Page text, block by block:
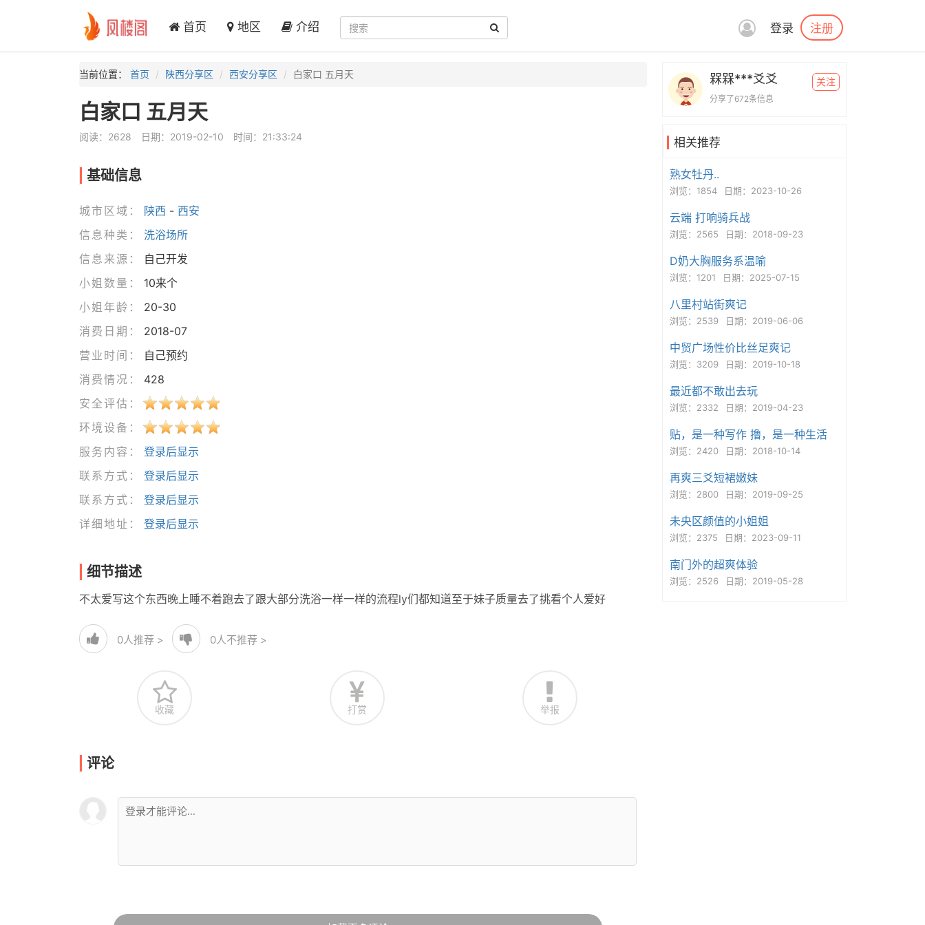
首页 地区 介绍 登录 注册
当前位置： 首页 陕西分享区 西安分享区 白家口 五月天
白家口 五月天
阅读：2628 日期：2019-02-10 时间：21:33:24
基础信息
城市区域： 陕西 - 西安
信息种类：
洗浴场所
信息来源：
自己开发
小姐数量：
10来个
小姐年龄：
20-30
消费日期：
2018-07
营业时间：
自己预约
消费情况：
428
安全评估：
环境设备：
服务内容：
登录后显示
联系方式：
登录后显示
联系方式：
登录后显示
详细地址：
登录后显示
细节描述
不太爱写这个东西晚上睡不着跑去了跟大部分洗浴一样一样的流程ly们都知道至于妹子质量去了挑看个人爱好
0人推荐 > 0人不推荐 >
收藏 打赏 举报
评论
槑槑***爻爻
分享了672条信息
关注
相关推荐
熟女牡丹..
浏览：1854 日期：2023-10-26
云端 打响骑兵战
浏览：2565 日期：2018-09-23
D奶大胸服务系温喻
浏览：1201 日期：2025-07-15
八里村站街爽记
浏览：2539 日期：2019-06-06
中贸广场性价比丝足爽记
浏览：3209 日期：2019-10-18
最近都不敢出去玩
浏览：2332 日期：2019-04-23
贴，是一种写作 撸，是一种生活
浏览：2420 日期：2018-10-14
再爽三爻短裙嫩妹
浏览：2800 日期：2019-09-25
未央区颜值的小姐姐
浏览：2375 日期：2023-09-11
南门外的超爽体验
浏览：2526 日期：2019-05-28